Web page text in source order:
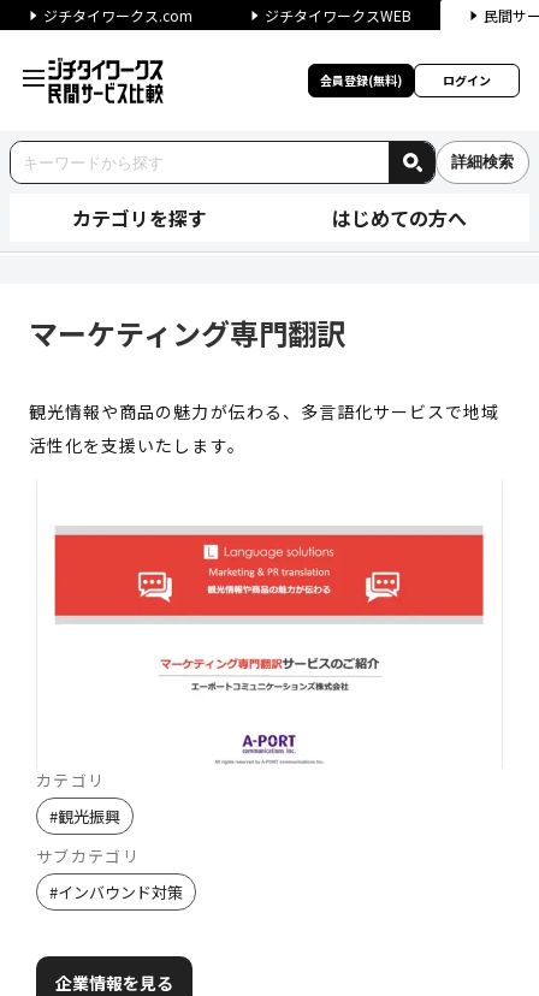
ジチタイワークス.com ジチタイワークスWEB 民間サ
会員登録(無料) ログイン
詳細検索
カテゴリを探す はじめての方へ
マーケティング専門翻訳
観光情報や商品の魅力が伝わる、多言語化サービスで地域
活性化を支援いたします。
カテゴリ
#観光振興
サブカテゴリ
#インバウンド対策
企業情報を見る